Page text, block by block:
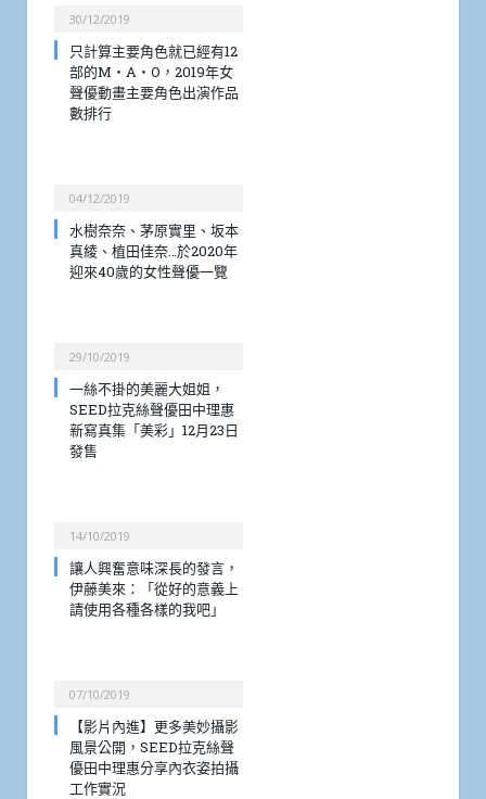
30/12/2019
只計算主要角色就已經有12
部的M・A・O，2019年女
聲優動畫主要角色出演作品
數排行
04/12/2019
水樹奈奈、茅原實里、坂本
真綾、植田佳奈…於2020年
迎來40歲的女性聲優一覽
29/10/2019
一絲不掛的美麗大姐姐，
SEED拉克絲聲優田中理惠
新寫真集「美彩」12月23日
發售
14/10/2019
讓人興奮意味深長的發言，
伊藤美來：「從好的意義上
請使用各種各樣的我吧」
07/10/2019
【影片內進】更多美妙攝影
風景公開，SEED拉克絲聲
優田中理惠分享內衣姿拍攝
工作實況